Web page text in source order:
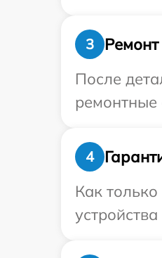
3
Ремонт
После
ремонтные
4
Как